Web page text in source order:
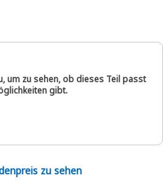
um zu sehen, ob dieses Teil passt
gibt.
zu sehen